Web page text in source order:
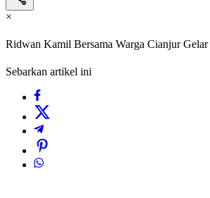
×
Ridwan Kamil Bersama Warga Cianjur Gelar
Sebarkan artikel ini